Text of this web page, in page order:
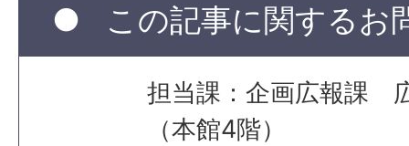
この記事に関するお
担当課：企画広報課
（本館4階）